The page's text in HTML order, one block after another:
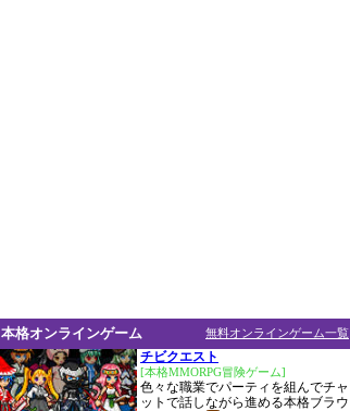
無料オンラインゲーム一覧
本格オンラインゲーム
チビクエスト
[本格MMORPG冒険ゲーム]
色々な職業でパーティを組んでチャ
ットで話しながら進める本格ブラウ